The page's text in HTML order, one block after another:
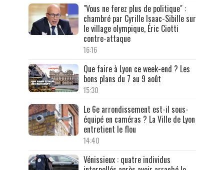
"Vous ne ferez plus de politique" :
chambré par Cyrille Isaac-Sibille sur
le village olympique, Éric Ciotti
contre-attaque
16:16
Que faire à Lyon ce week-end ? Les
bons plans du 7 au 9 août
15:30
Le 6e arrondissement est-il sous-
équipé en caméras ? La Ville de Lyon
entretient le flou
14:40
Vénissieux : quatre individus